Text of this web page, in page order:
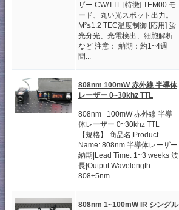
ザー CW/TTL [特徴] TEM00 モ
ード、丸い光スポット出力。
M²≤1.2 TEC温度制御 [応用] 蛍
光分光、光電検出、細胞解析
など 注意： 納期：約1~4週
間...
808nm 100mW 赤外線 半導体
レーザー 0~30khz TTL
808nm 100mW 赤外線 半導
体レーザー 0~30khz TTL
【規格】 商品名|Product
Name: 808nm 半導体レーザー
納期|Lead Time: 1~3 weeks 波
長|Output Wavelength:
808±5nm...
808nm 1~100mW IR シングル